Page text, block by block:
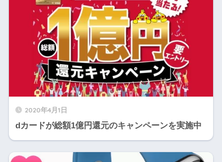
2020年4月1日
dカードが総額1億円還元のキャンペーンを実施中